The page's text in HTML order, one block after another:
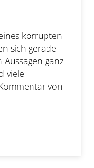
korrupten
sich gerade
ganz
viele
von